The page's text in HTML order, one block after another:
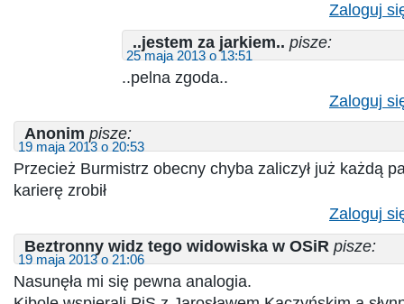
Zaloguj
..jestem za jarkiem.. pisze:
25 maja 2013 o 13:51
..pelna zgoda..
Zaloguj
Anonim pisze:
19 maja 2013 o 20:53
Przecież Burmistrz obecny chyba zaliczył już każdą
karierę zrobił
Zaloguj
Beztronny widz tego widowiska w OSiR pisze:
19 maja 2013 o 21:06
Nasunęła mi się pewna analogia.